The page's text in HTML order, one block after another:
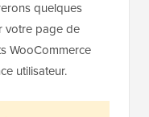
quelques
votre page de
WooCommerce
utilisateur.